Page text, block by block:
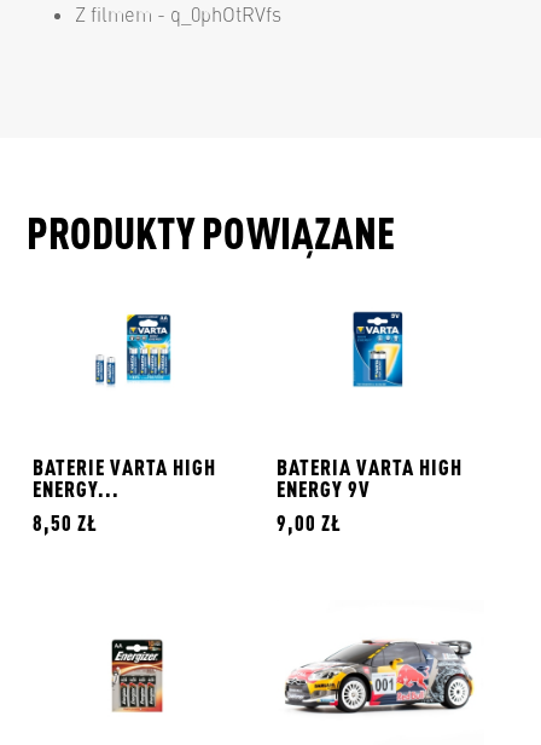
Z filmem - q_0phOtRVfs
PRODUKTY POWIĄZANE
BATERIE VARTA HIGH
ENERGY...
8,50 ZŁ
BATERIA VARTA HIGH
ENERGY 9V
9,00 ZŁ